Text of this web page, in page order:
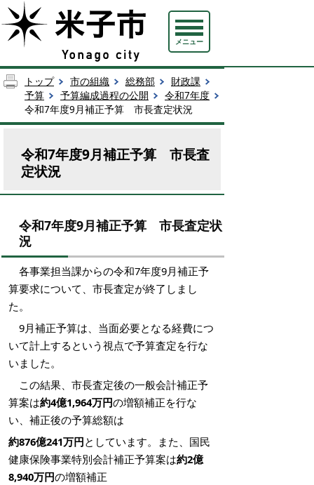
メニュー
トップ 市の組織 総務部
財政課
予算
予算編成過程の公開
令和7年度
令和7年度9月補正予算 市長査定状況
令和7年度9月補正予算 市長査
定状況
令和7年度9月補正予算 市長査定状
況
各事業担当課からの令和7年度9月補正予
算要求について、市長査定が終了しまし
た。
9月補正予算は、当面必要となる経費につ
いて計上するという視点で予算査定を行な
いました。
この結果、市長査定後の一般会計補正予
算案は約4億1,964万円の増額補正を行な
い、補正後の予算総額は
約876億241万円としています。また、国民
健康保険事業特別会計補正予算案は約2億
8,940万円の増額補正